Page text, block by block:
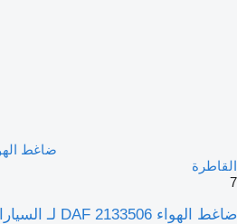
القاطرة
7
ضاغط الهواء DAF 2133506 لـ السيارات القاطرة